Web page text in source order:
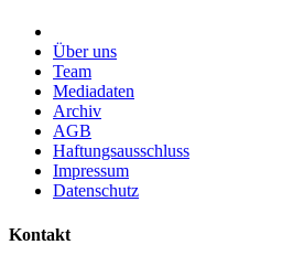
Über uns
Team
Mediadaten
Archiv
AGB
Haftungsausschluss
Impressum
Datenschutz
Kontakt